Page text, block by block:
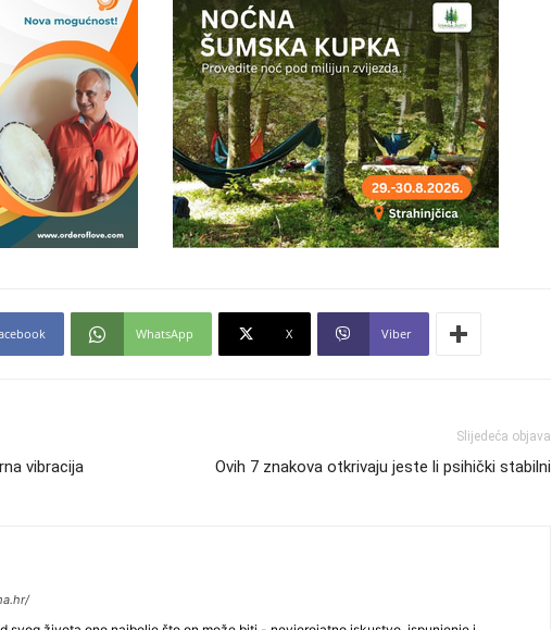
WhatsApp X Viber
vibracija
Slijedeća objava
Ovih 7 znakova otkrivaju jeste li psihički stabilni